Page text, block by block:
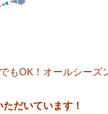
もOK！オールシーズ
だいています！